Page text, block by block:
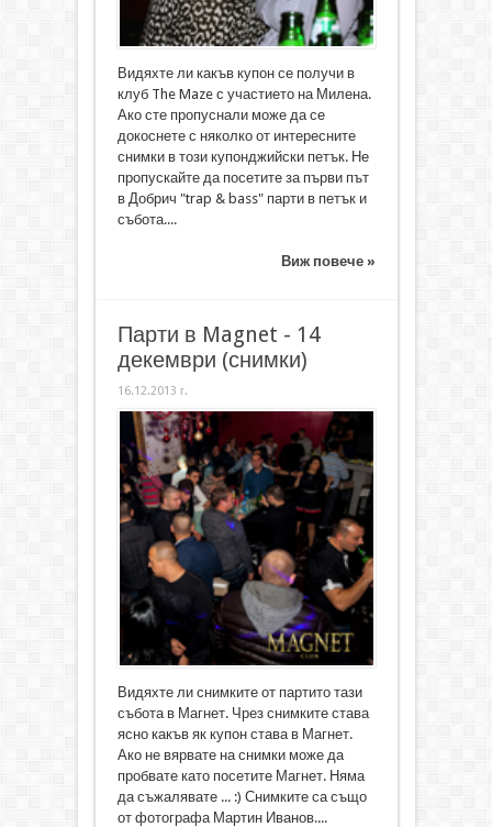
Видяхте ли какъв купон се получи в
клуб The Maze с участието на Милена.
Ако сте пропуснали може да се
докоснете с няколко от интересните
снимки в този купонджийски петък. Не
пропускайте да посетите за първи път
в Добрич "trap & bass" парти в петък и
събота....
Виж повече »
Парти в Magnet - 14
декември (снимки)
16.12.2013 г.
Видяхте ли снимките от партито тази
събота в Магнет. Чрез снимките става
ясно какъв як купон става в Магнет.
Ако не вярвате на снимки може да
пробвате като посетите Магнет. Няма
да съжалявате ... :) Снимките са също
от фотографа Мартин Иванов....